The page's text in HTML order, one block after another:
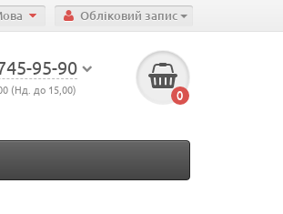
Обліковий запис
95-90
(Нд. до 15,00) 0